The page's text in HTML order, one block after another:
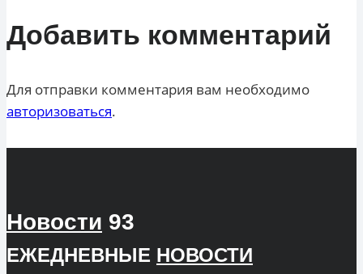
Добавить комментарий
Для отправки комментария вам необходимо
авторизоваться.
Новости 93
ЕЖЕДНЕВНЫЕ НОВОСТИ